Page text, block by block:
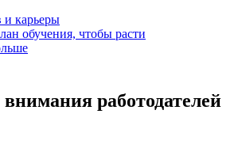
и карьеры
обучения, чтобы расти
работодателей